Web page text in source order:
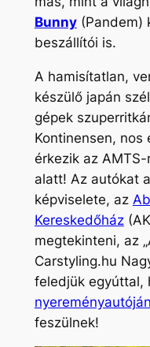
Bunny(Pandem)
beszállítói is.
A hamisítatlan,
készülő japán
gépek
Kontinensen, nos
érkezik az AMTS-
alatt! Az autókat
képviselete, az
Kereskedőház
megtekinteni, az
Carstyling.hu
feledjük egyúttal,
nyereményautóján
feszülnek!